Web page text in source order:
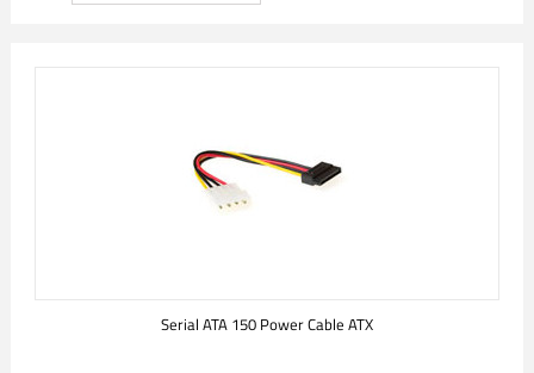
Serial ATA 150 Power Cable ATX